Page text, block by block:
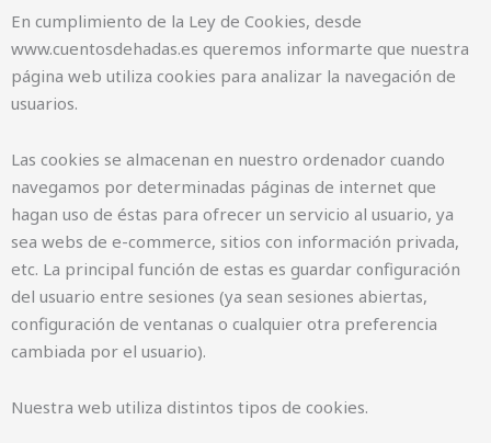
En cumplimiento de la Ley de Cookies, desde
www.cuentosdehadas.es queremos informarte que nuestra
página web utiliza cookies para analizar la navegación de
usuarios.
Las cookies se almacenan en nuestro ordenador cuando
navegamos por determinadas páginas de internet que
hagan uso de éstas para ofrecer un servicio al usuario, ya
sea webs de e-commerce, sitios con información privada,
etc. La principal función de estas es guardar configuración
del usuario entre sesiones (ya sean sesiones abiertas,
configuración de ventanas o cualquier otra preferencia
cambiada por el usuario).
Nuestra web utiliza distintos tipos de cookies.